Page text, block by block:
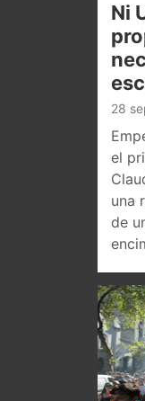
Ni
28
el
una
de